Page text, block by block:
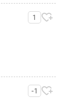
1 
-1 